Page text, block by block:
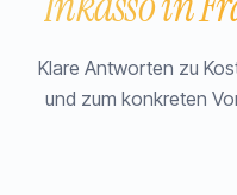
Klare Antworten zu
und zum konkreten